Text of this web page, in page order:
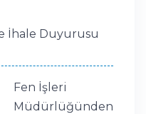
İhale Duyurusu
Fen İşleri
Müdürlüğünden